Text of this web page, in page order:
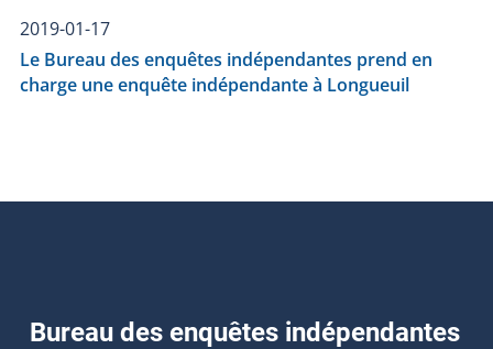
2019-01-17
Le Bureau des enquêtes indépendantes prend en
charge une enquête indépendante à Longueuil
Bureau des enquêtes indépendantes